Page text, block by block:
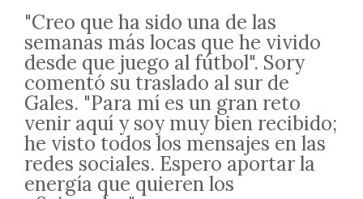
"Creo que ha sido una de las
semanas más locas que he vivido
desde que juego al fútbol". Sory
comentó su traslado al sur de
Gales. "Para mí es un gran reto
venir aquí y soy muy bien recibido;
he visto todos los mensajes en las
redes sociales. Espero aportar la
energía que quieren los